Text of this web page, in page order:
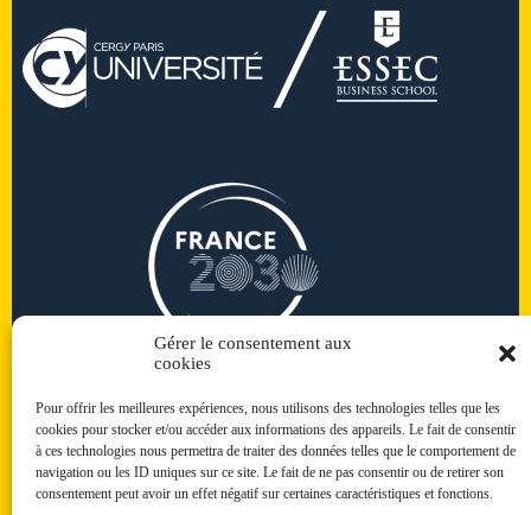
Gérer le consentement aux
cookies
Pour offrir les meilleures expériences, nous utilisons des technologies telles que les
cookies pour stocker et/ou accéder aux informations des appareils. Le fait de consentir
à ces technologies nous permettra de traiter des données telles que le comportement de
navigation ou les ID uniques sur ce site. Le fait de ne pas consentir ou de retirer son
consentement peut avoir un effet négatif sur certaines caractéristiques et fonctions.